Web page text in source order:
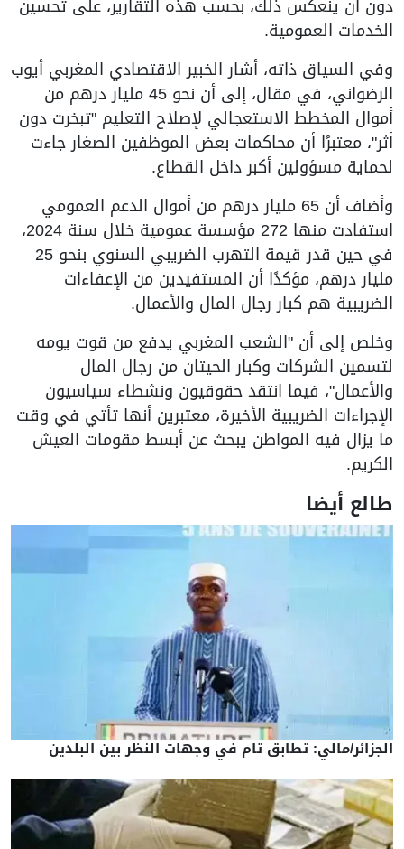
دون أن ينعكس ذلك، بحسب هذه التقارير، على تحسين
الخدمات العمومية.
وفي السياق ذاته، أشار الخبير الاقتصادي المغربي أيوب
الرضواني، في مقال، إلى أن نحو 45 مليار درهم من
أموال المخطط الاستعجالي لإصلاح التعليم "تبخرت دون
أثر"، معتبرًا أن محاكمات بعض الموظفين الصغار جاءت
لحماية مسؤولين أكبر داخل القطاع.
وأضاف أن 65 مليار درهم من أموال الدعم العمومي
استفادت منها 272 مؤسسة عمومية خلال سنة 2024،
في حين قدر قيمة التهرب الضريبي السنوي بنحو 25
مليار درهم، مؤكدًا أن المستفيدين من الإعفاءات
الضريبية هم كبار رجال المال والأعمال.
وخلص إلى أن "الشعب المغربي يدفع من قوت يومه
لتسمين الشركات وكبار الحيتان من رجال المال
والأعمال"، فيما انتقد حقوقيون ونشطاء سياسيون
الإجراءات الضريبية الأخيرة، معتبرين أنها تأتي في وقت
ما يزال فيه المواطن يبحث عن أبسط مقومات العيش
الكريم.
طالع أيضا
الجزائر/مالي: تطابق تام في وجهات النظر بين البلدين